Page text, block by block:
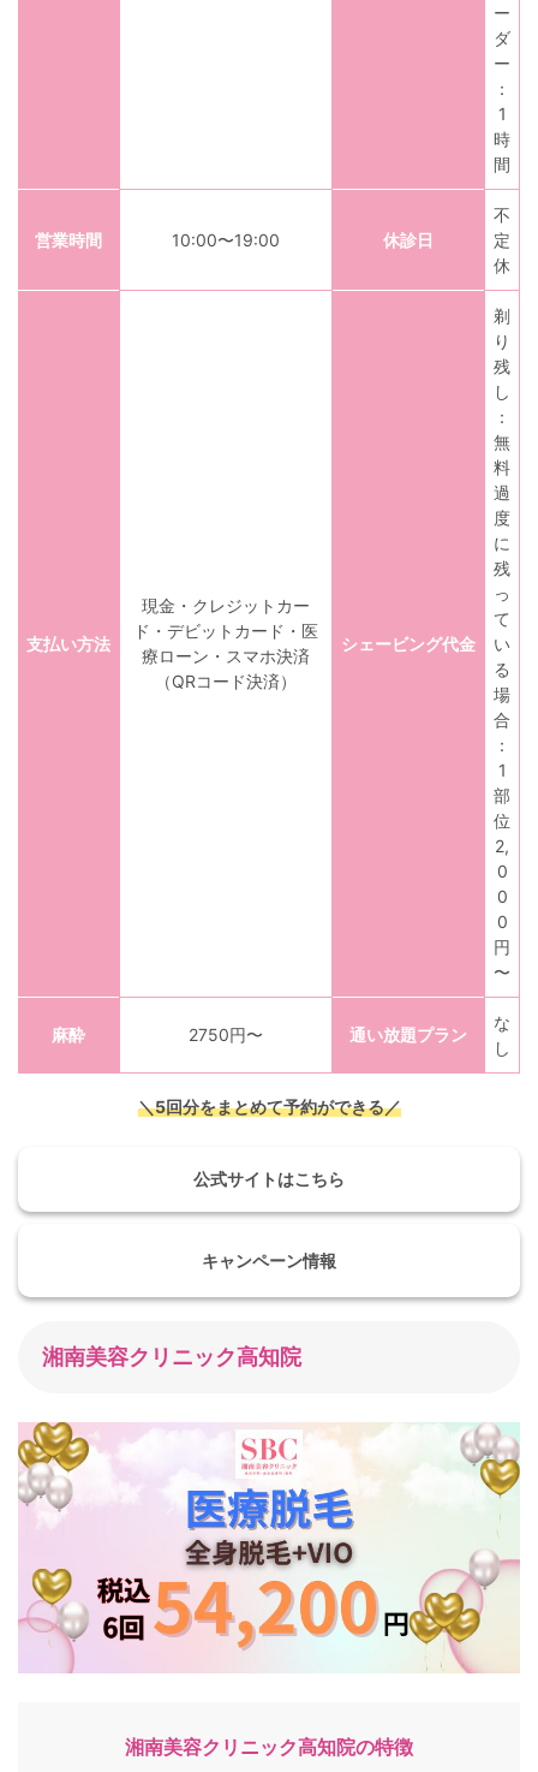
ー
ダ
ー
：
1
時
間
営業時間 10:00〜19:00 休診日
不
定
休
支払い方法
現金・クレジットカー
ド・デビットカード・医
療ローン・スマホ決済
（QRコード決済）
シェービング代金
剃
り
残
し
：
無
料
過
度
に
残
っ
て
い
る
場
合
：
1
部
位
2,
0
0
0
円
〜
麻酔 2750円〜 通い放題プラン
な
し
＼5回分をまとめて予約ができる／
公式サイトはこちら
キャンペーン情報
湘南美容クリニック高知院
湘南美容クリニック高知院の特徴